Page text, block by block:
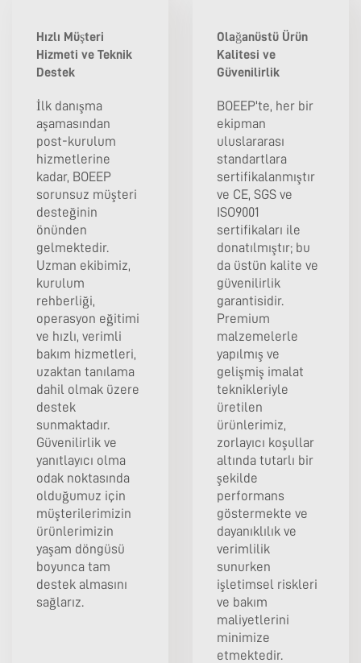
Hızlı Müşteri
Hizmeti ve Teknik
Destek
İlk danışma
aşamasından
post-kurulum
hizmetlerine
kadar, BOEEP
sorunsuz müşteri
desteğinin
önünden
gelmektedir.
Uzman ekibimiz,
kurulum
rehberliği,
operasyon eğitimi
ve hızlı, verimli
bakım hizmetleri,
uzaktan tanılama
dahil olmak üzere
destek
sunmaktadır.
Güvenilirlik ve
yanıtlayıcı olma
odak noktasında
olduğumuz için
müşterilerimizin
ürünlerimizin
yaşam döngüsü
boyunca tam
destek almasını
sağlarız.
Olağanüstü Ürün
Kalitesi ve
Güvenilirlik
BOEEP'te, her bir
ekipman
uluslararası
standartlara
sertifikalanmıştır
ve CE, SGS ve
ISO9001
sertifikaları ile
donatılmıştır; bu
da üstün kalite ve
güvenilirlik
garantisidir.
Premium
malzemelerle
yapılmış ve
gelişmiş imalat
teknikleriyle
üretilen
ürünlerimiz,
zorlayıcı koşullar
altında tutarlı bir
şekilde
performans
göstermekte ve
dayanıklılık ve
verimlilik
sunurken
işletimsel riskleri
ve bakım
maliyetlerini
minimize
etmektedir.